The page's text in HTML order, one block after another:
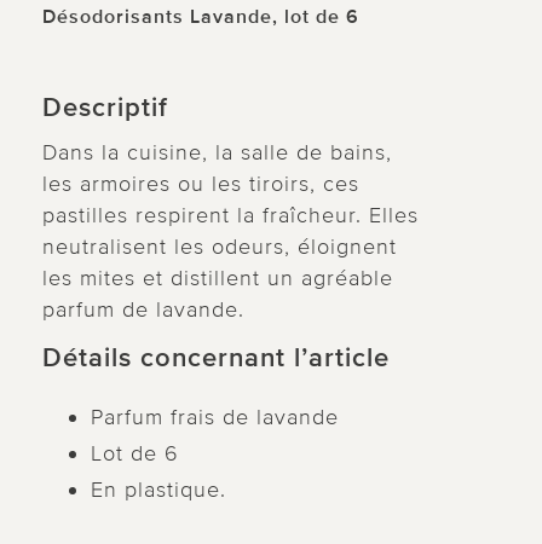
Désodorisants Lavande, lot de 6
Descriptif
Dans la cuisine, la salle de bains,
les armoires ou les tiroirs, ces
pastilles respirent la fraîcheur. Elles
neutralisent les odeurs, éloignent
les mites et distillent un agréable
parfum de lavande.
Détails concernant l’article
Parfum frais de lavande
Lot de 6
En plastique.